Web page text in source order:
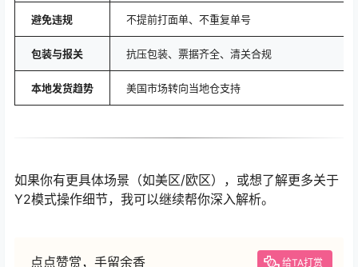
避免违规 不提前打面单、不重复单号
包装与报关 抗压包装、票据齐全、清关合规
本地发货趋势 美国市场转向当地仓支持
如果你有更具体场景（如美区/欧区），或想了解更多关于
Y2模式操作细节，我可以继续帮你深入解析。
点点赞赏，手留余香 给TA打赏